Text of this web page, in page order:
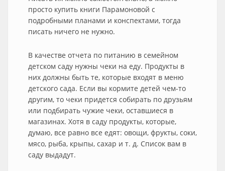
просто купить книги Парамоновой с
подробными планами и конспектами, тогда
писать ничего не нужно.
В качестве отчета по питанию в семейном
детском саду нужны чеки на еду. Продукты в
них должны быть те, которые входят в меню
детского сада. Если вы кормите детей чем-то
другим, то чеки придется собирать по друзьям
или подбирать чужие чеки, оставшиеся в
магазинах. Хотя в саду продукты, которые,
думаю, все равно все едят: овощи, фрукты, соки,
мясо, рыба, крыпы, сахар и т. д. Список вам в
саду выдадут.